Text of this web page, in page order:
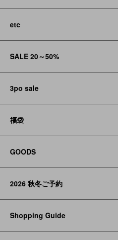
etc
SALE 20～50%
3po sale
福袋
GOODS
2026 秋冬ご予約
Shopping Guide